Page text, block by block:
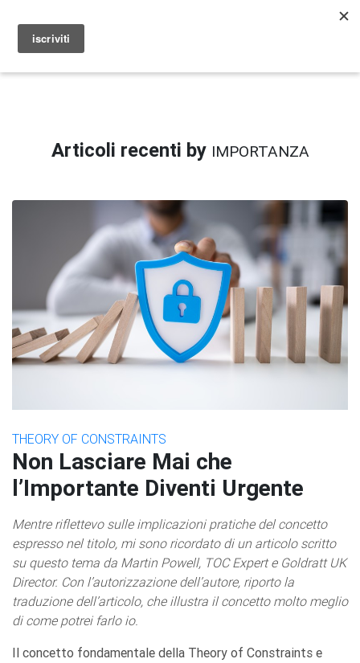
ANTIFRAGILITY
Articoli recenti by IMPORTANZA
THEORY OF CONSTRAINTS
Non Lasciare Mai che
l’Importante Diventi Urgente
Mentre riflettevo sulle implicazioni pratiche del concetto
espresso nel titolo, mi sono ricordato di un articolo scritto
su questo tema da Martin Powell, TOC Expert e Goldratt UK
Director. Con l’autorizzazione dell’autore, riporto la
traduzione dell’articolo, che illustra il concetto molto meglio
di come potrei farlo io.
Il concetto fondamentale della Theory of Constraints e